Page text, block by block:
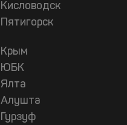
Кисловодск
Пятигорск
Крым
ЮБК
Ялта
Алушта
Гурзуф